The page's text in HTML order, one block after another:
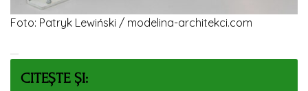
Foto: Patryk Lewiński / modelina-architekci.com
CITEȘTE ȘI: